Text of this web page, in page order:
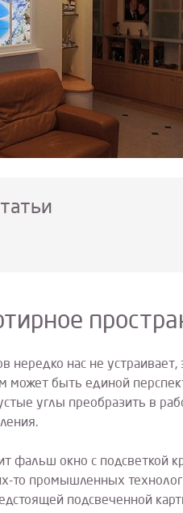
нас не устраивает,
может быть единой
углы преобразить в
окно с подсветкой
то промышленных
подсвеченной